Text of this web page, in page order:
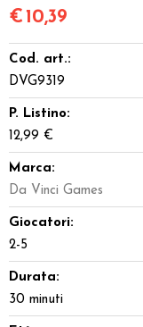
€ 10,39
Cod. art.:
DVG9319
P. Listino:
12,99 €
Marca:
Da Vinci Games
Giocatori:
2-5
Durata:
30 minuti